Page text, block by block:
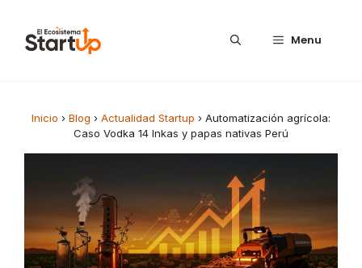
Menu
Inicio › Blog › Actualidad Startup › Automatización agrícola:
Caso Vodka 14 Inkas y papas nativas Perú